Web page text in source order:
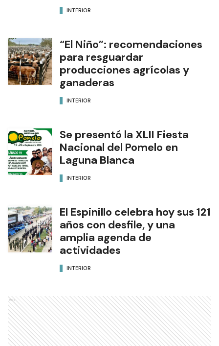
INTERIOR
“El Niño”: recomendaciones
para resguardar
producciones agrícolas y
ganaderas
INTERIOR
Se presentó la XLII Fiesta
Nacional del Pomelo en
Laguna Blanca
INTERIOR
El Espinillo celebra hoy sus 121
años con desfile, y una
amplia agenda de
actividades
INTERIOR
Ads